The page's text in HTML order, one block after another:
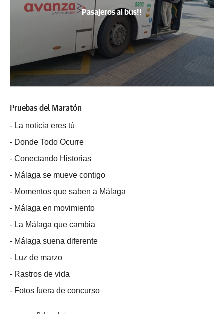
Pasajeros al bus!!
Pruebas del Maratón
- La noticia eres tú
- Donde Todo Ocurre
- Conectando Historias
- Málaga se mueve contigo
- Momentos que saben a Málaga
- Málaga en movimiento
- La Málaga que cambia
- Málaga suena diferente
- Luz de marzo
- Rastros de vida
- Fotos fuera de concurso